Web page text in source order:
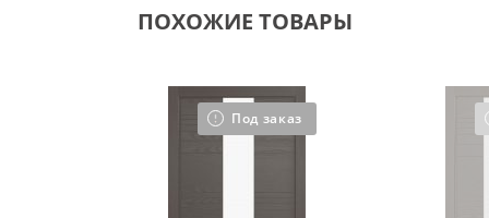
ПОХОЖИЕ ТОВАРЫ
Под заказ